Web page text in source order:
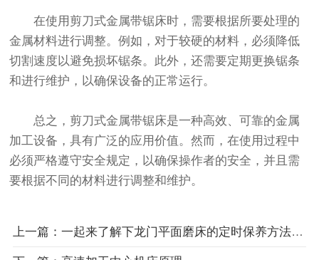
在使用剪刀式金属带锯床时，需要根据所要处理的
金属材料进行调整。例如，对于较硬的材料，必须降低
切割速度以避免损坏锯条。此外，还需要定期更换锯条
和进行维护，以确保设备的正常运行。
总之，剪刀式金属带锯床是一种高效、可靠的金属
加工设备，具有广泛的应用价值。然而，在使用过程中
必须严格遵守安全规定，以确保操作者的安全，并且需
要根据不同的材料进行调整和维护。
上一篇：一起来了解下龙门平面磨床的定时保养方法吧！